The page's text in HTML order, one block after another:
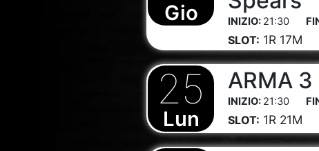
Gio 21:30
SLOT: 1R 17M
25
Lun
ARMA
21:30
SLOT: 1R 21M